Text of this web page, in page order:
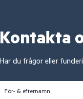
Kontakta
Har du frågor eller
För- & efternamn